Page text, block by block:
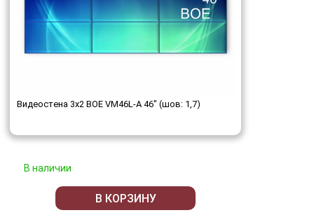
Видеостена 3x2 BOE VM46L-A 46" (шов: 1,7)
В наличии
В КОРЗИНУ